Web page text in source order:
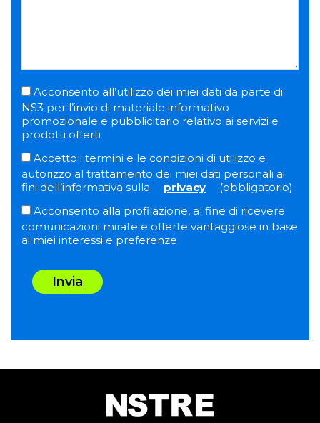
Acconsento all’utilizzo dei miei dati da parte di
NS3 per l’invio di materiale informativo
promozionale e pubblicitario relativo ai servizi e
prodotti offerti
Accetto i termini e le condizioni di utilizzo e
autorizzo al trattamento dei miei dati personali ai
fini dell’informativa sulla
privacy
(obbligatorio)
Acconsento alla profilazione, al fine di ricevere
comunicazioni mirate e offerte vantaggiose in base
ai miei interessi e preferenze
Invia